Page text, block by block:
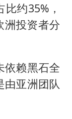
约35%，
洲投资者分
依赖黑石全
由亚洲团队